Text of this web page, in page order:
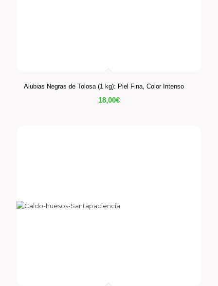
Alubias Negras de Tolosa (1 kg): Piel Fina, Color Intenso
18,00€